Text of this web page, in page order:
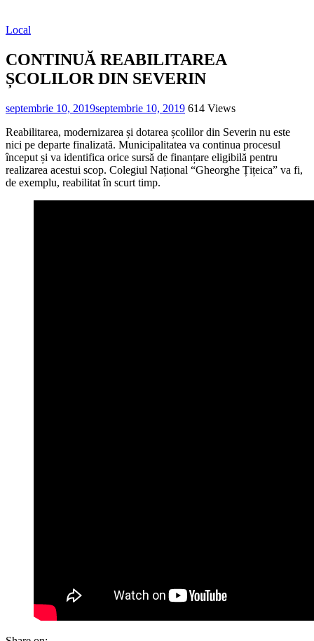
Local
CONTINUĂ REABILITAREA
ȘCOLILOR DIN SEVERIN
septembrie 10, 2019septembrie 10, 2019 614 Views
Reabilitarea, modernizarea și dotarea școlilor din Severin nu este
nici pe departe finalizată. Municipalitatea va continua procesul
început și va identifica orice sursă de finanțare eligibilă pentru
realizarea acestui scop. Colegiul Național “Gheorghe Țițeica” va fi,
de exemplu, reabilitat în scurt timp.